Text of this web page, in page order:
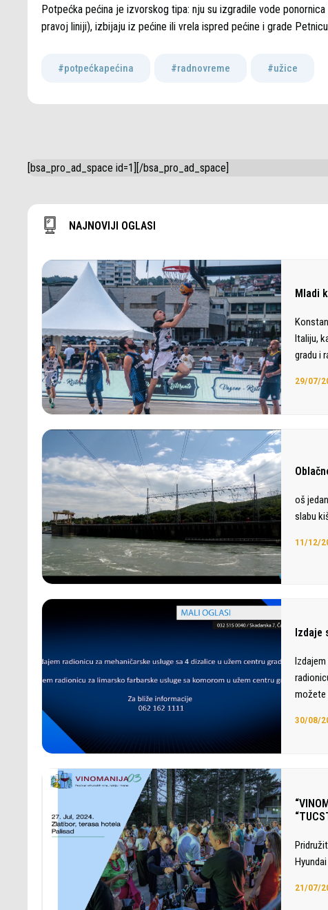
Potpećka pećina je izvorskog tipa: nju su izgradile vode
pravoj liniji), izbijaju iz pećine ili vrela ispred pećine i grade
#potpećkapećina #radnovreme #užice
[bsa_pro_ad_space id=1][/bsa_pro_ad_space]
NAJNOVIJI OGLASI
Mladi
Italiju,
gradu i
29/07/
oš
slabu
11/12/
Izdaje
možete
30/08/
21/07/